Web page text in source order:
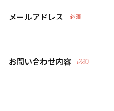
メールアドレス 必須
お問い合わせ内容 必須